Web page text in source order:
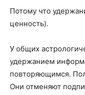
Потому что
ценность).
У общих
удержанием
повторяющимся.
Они отменяют